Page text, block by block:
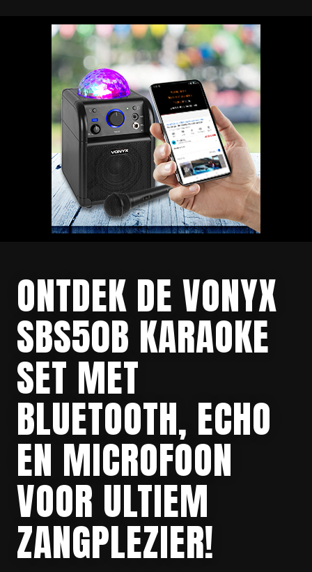
ONTDEK DE VONYX
SBS50B KARAOKE
SET MET
BLUETOOTH, ECHO
EN MICROFOON
VOOR ULTIEM
ZANGPLEZIER!